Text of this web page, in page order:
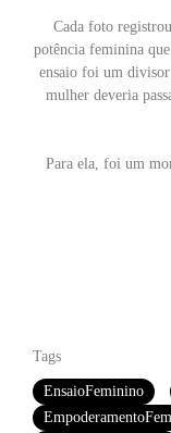
Cada foto
potência feminina
ensaio foi um divisor
mulher deveria
Para ela, foi um
Tags
EnsaioFeminino